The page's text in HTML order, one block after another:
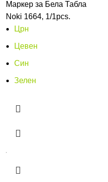
Маркер за Бела Табла
Noki 1664, 1/1pcs.
Црн
Цевен
Син
Зелен